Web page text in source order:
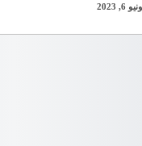
6, 2023